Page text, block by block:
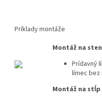
Príklady montáže
Montáž na
Prídavný
límec bez
Montáž na stĺp